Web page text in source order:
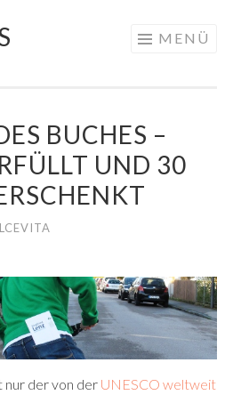
MENÜ
BUCHES –
UND 30
nur der von der UNESCO weltweit